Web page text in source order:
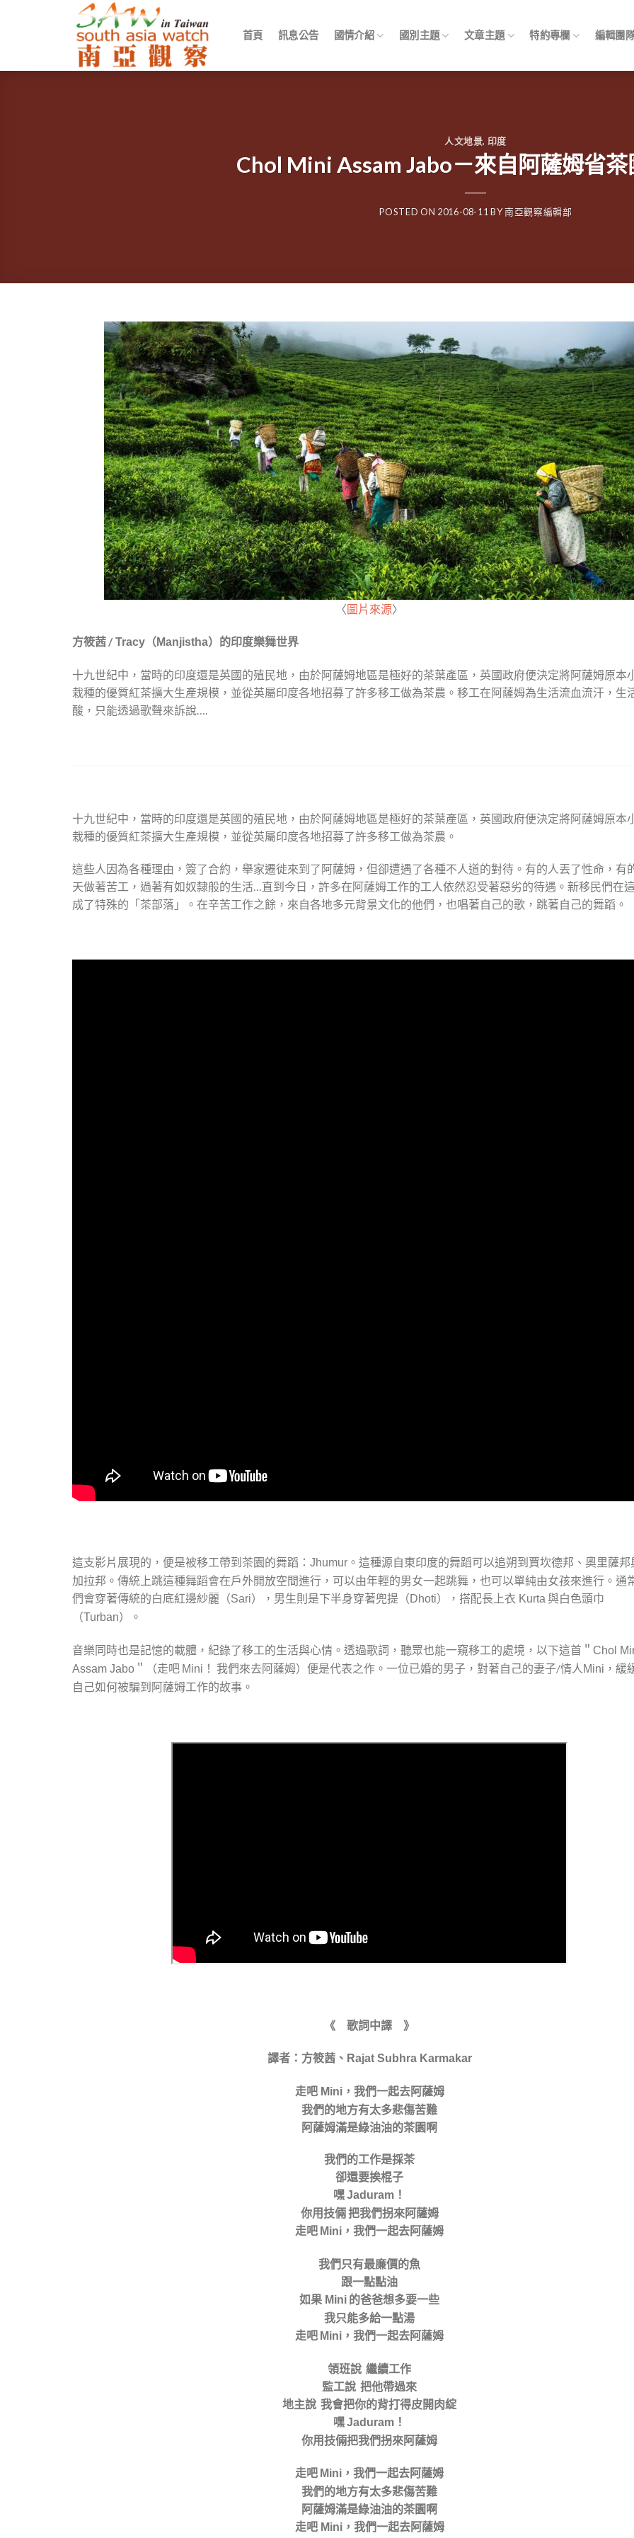
首頁 訊息公告 國情介紹 國別主題 文章主題 特約專欄 編輯團
人文地景, 印度
Chol Mini Assam Jabo－來自阿薩姆省
POSTED ON 2016-08-11 BY南亞觀察編輯部
〈圖片來源〉
方筱茜 / Tracy（Manjistha） 的印度樂舞世界
十九世紀中，當時的印度還是英國的殖民地，由於阿薩姆地區是極好的茶葉產區，英國政府便決定將阿薩姆原本
栽種的優質紅茶擴大生產規模，並從英屬印度各地招募了許多移工做為茶農。移工在阿薩姆為生活流血流汗，生
酸，只能透過歌聲來訴說….
十九世紀中，當時的印度還是英國的殖民地，由於阿薩姆地區是極好的茶葉產區，英國政府便決定將阿薩姆原本
栽種的優質紅茶擴大生產規模，並從英屬印度各地招募了許多移工做為茶農。
這些人因為各種理由，簽了合約，舉家遷徙來到了阿薩姆，但卻遭遇了各種不人道的對待。有的人丟了性命，有
天做著苦工，過著有如奴隸般的生活…直到今日，許多在阿薩姆工作的工人依然忍受著惡劣的待遇。新移民們在
成了特殊的「茶部落」。在辛苦工作之餘，來自各地多元背景文化的他們，也唱著自己的歌，跳著自己的舞蹈。
這支影片展現的，便是被移工帶到茶園的舞蹈： Jhumur 。這種源自東印度的舞蹈可以追朔到賈坎德邦、奧里薩邦
加拉邦。傳統上跳這種舞蹈會在戶外開放空間進行，可以由年輕的男女一起跳舞，也可以單純由女孩來進行。通
們會穿著傳統的白底紅邊紗麗（Sari），男生則是下半身穿著兜提（Dhoti），搭配長上衣 Kurta 與白色頭巾
（Turban）。
音樂同時也是記憶的載體，紀錄了移工的生活與心情。透過歌詞，聽眾也能一窺移工的處境，以下這首＂ Chol
Assam Jabo ＂（走吧 Mini ！ 我們來去阿薩姆）便是代表之作。一位已婚的男子，對著自己的妻子/情人 Mini ，緩
自己如何被騙到阿薩姆工作的故事。
《 歌詞中譯 》
譯者：方筱茜、 Rajat Subhra Karmakar
走吧Mini，我們一起去阿薩姆
我們的地方有太多悲傷苦難
阿薩姆滿是綠油油的茶園啊
我們的工作是採茶
卻還要挨棍子
嘿Jaduram ！
你用技倆 把我們拐來阿薩姆
走吧 Mini ，我們一起去阿薩姆
我們只有最廉價的魚
跟一點點油
如果 Mini 的爸爸想多要一些
我只能多給一點湯
走吧 Mini ，我們一起去阿薩姆
領班說 繼續工作
監工說 把他帶過來
地主說 我會把你的背打得皮開肉綻
嘿Jaduram ！
你用技倆把我們拐來阿薩姆
走吧 Mini ，我們一起去阿薩姆
我們的地方有太多悲傷苦難
阿薩姆滿是綠油油的茶園啊
走吧Mini，我們一起去阿薩姆